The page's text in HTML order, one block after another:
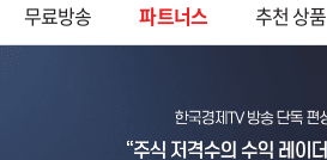
무료방송 파트너스 추천 상품